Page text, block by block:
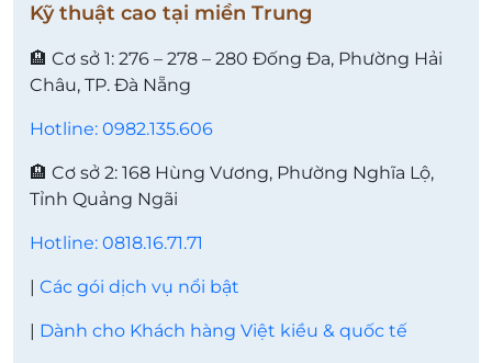
Kỹ thuật cao tại miền Trung
🏨 Cơ sở 1: 276 – 278 – 280 Đống Đa, Phường Hải
Châu, TP. Đà Nẵng
Hotline: 0982.135.606
🏨 Cơ sở 2: 168 Hùng Vương, Phường Nghĩa Lộ,
Tỉnh Quảng Ngãi
Hotline: 0818.16.71.71
| Các gói dịch vụ nổi bật
| Dành cho Khách hàng Việt kiều & quốc tế